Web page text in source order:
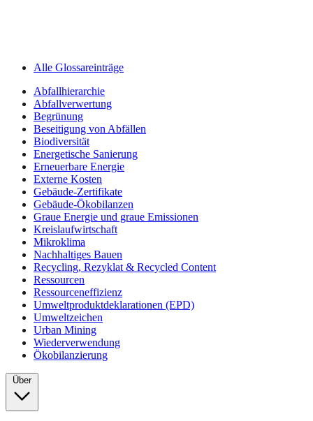
Alle Glossareinträge
Abfallhierarchie
Abfallverwertung
Begrünung
Beseitigung von Abfällen
Biodiversität
Energetische Sanierung
Erneuerbare Energie
Externe Kosten
Gebäude-Zertifikate
Gebäude-Ökobilanzen
Graue Energie und graue Emissionen
Kreislaufwirtschaft
Mikroklima
Nachhaltiges Bauen
Recycling, Rezyklat & Recycled Content
Ressourcen
Ressourceneffizienz
Umweltprodukt­deklarationen (EPD)
Umweltzeichen
Urban Mining
Wiederverwendung
Ökobilanzierung
Über